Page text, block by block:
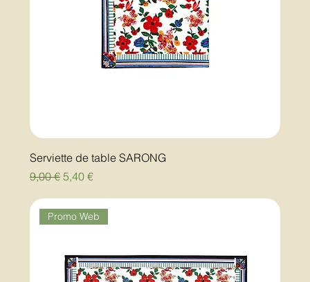
Serviette de table SARONG
Prix original
9,00 € Prix promotionnel
5,40 €
Promo Web